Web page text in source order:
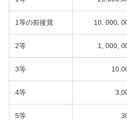
1等の前後賞 10, 000,
2等 1, 000,
3等
4等
5等